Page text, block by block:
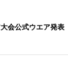
会公式ウエア発表